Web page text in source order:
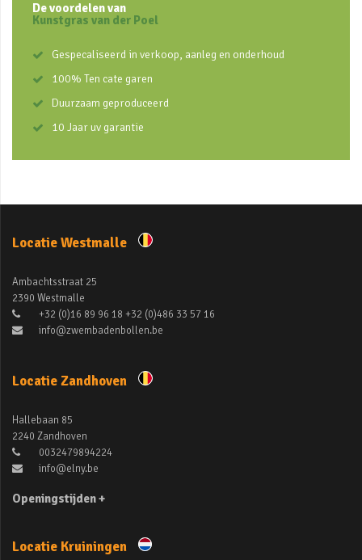
De voordelen van
Kunstgras van der Poel
Gespecaliseerd in verkoop, aanleg en onderhoud
100% Ten cate garen
Duurzaam geproduceerd
10 Jaar uv garantie
Locatie Westmalle
Ambachtsstraat 25
2390 Westmalle
+32 (0)16 89 96 18 +32 (0)486 33 57 16
info@zwembadenbollen.be
Locatie Zandhoven
Hallebaan 85
2240 Zandhoven
0032479894224
info@elny.be
Openingstijden +
Locatie Kruiningen